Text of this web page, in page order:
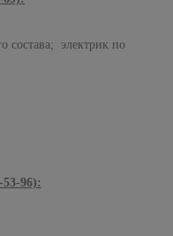
электрик по
96):